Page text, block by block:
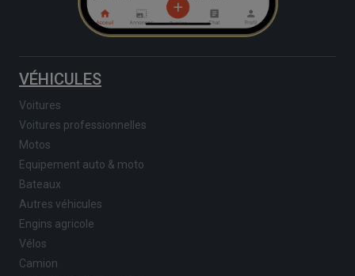
VÉHICULES
Voitures
Voitures professionnelles
Motos
Equipement auto & moto
Bateaux
Autres véhicules
Engins agricole
Vélos
Camion